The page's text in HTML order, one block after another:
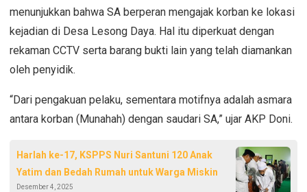
menunjukkan bahwa SA berperan mengajak korban ke lokasi
kejadian di Desa Lesong Daya. Hal itu diperkuat dengan
rekaman CCTV serta barang bukti lain yang telah diamankan
oleh penyidik.
“Dari pengakuan pelaku, sementara motifnya adalah asmara
antara korban (Munahah) dengan saudari SA,” ujar AKP Doni.
Harlah ke-17, KSPPS Nuri Santuni 120 Anak
Yatim dan Bedah Rumah untuk Warga Miskin
Desember 4, 2025